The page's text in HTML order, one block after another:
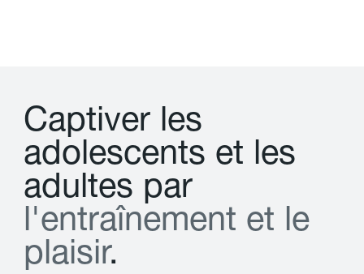
Captiver les
adolescents et les
adultes par
l'entraînement et le
plaisir.